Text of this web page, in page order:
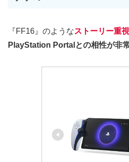
『FF16』のようなストーリー重
PlayStation Portalとの相性が非